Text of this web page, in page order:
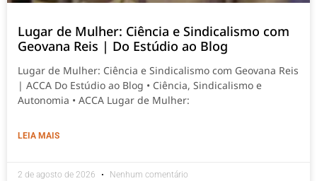
Lugar de Mulher: Ciência e Sindicalismo com
Geovana Reis | Do Estúdio ao Blog
Lugar de Mulher: Ciência e Sindicalismo com Geovana Reis
| ACCA Do Estúdio ao Blog • Ciência, Sindicalismo e
Autonomia • ACCA Lugar de Mulher:
LEIA MAIS
2 de agosto de 2026 Nenhum comentário